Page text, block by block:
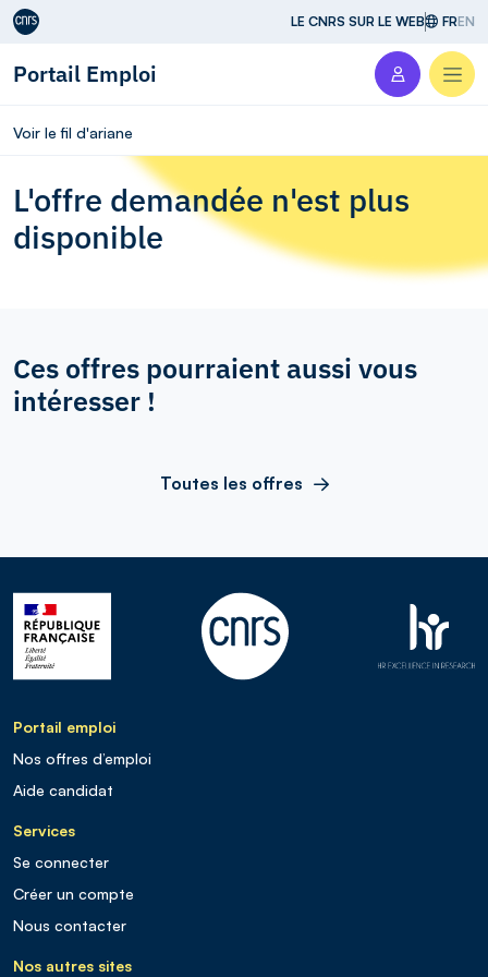
Aller au contenu LE CNRS SUR LE WEB FREN
Portail Emploi
Voir le fil d'ariane
L'offre demandée n'est plus
disponible
Ces offres pourraient aussi vous
intéresser !
Toutes les offres
Portail emploi
Nos offres d’emploi
Aide candidat
Services
Se connecter
Créer un compte
Nous contacter
Nos autres sites